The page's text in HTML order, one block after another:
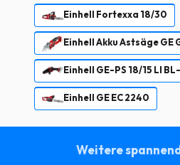
Einhell Fortexxa 18/30
Einhell Akku Astsäge GE
Einhell GE-PS 18/15 LI
Einhell GE EC 2240
Weitere